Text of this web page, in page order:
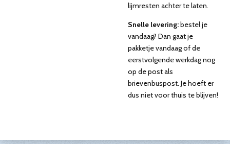
lijmresten achter te laten.
Snelle levering:bestel je
vandaag? Dan gaat je
pakketje vandaag of de
eerstvolgende werkdag nog
op de post als
brievenbuspost. Je hoeft er
dus niet voor thuis te blijven!